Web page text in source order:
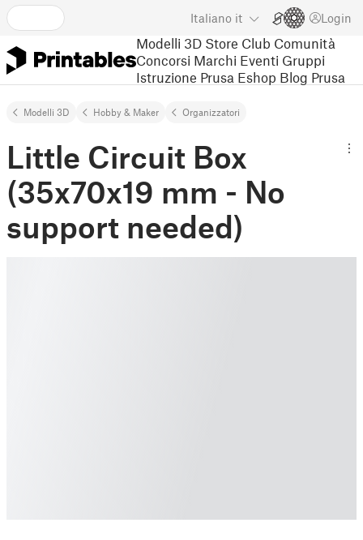
Italiano it Login
Modelli 3D Store Club Comunità
Concorsi Marchi Eventi Gruppi
Istruzione Prusa Eshop Blog Prusa
Modelli 3D Hobby & Maker Organizzatori
Little Circuit Box
(35x70x19 mm - No
support needed)